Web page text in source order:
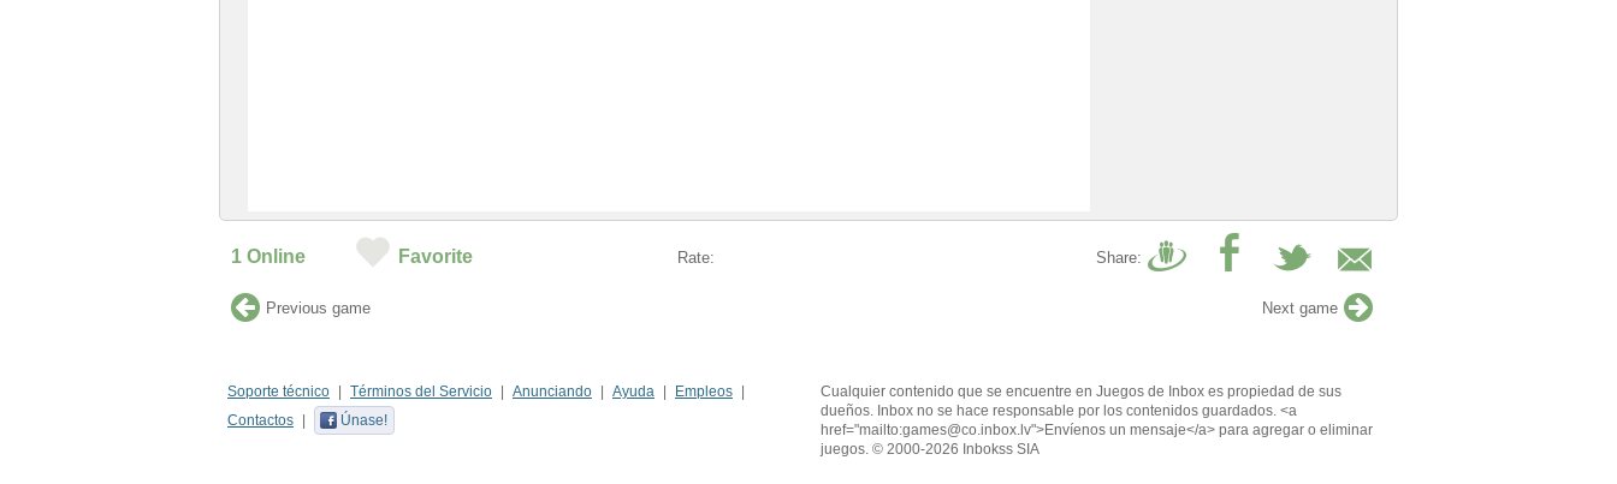
1 Online Favorite Rate: Share:
Previous game Next game
Soporte técnico Términos del Servicio Anunciando Ayuda
Empleos
Contactos
Únase!
Cualquier contenido que se encuentre en Juegos de Inbox es propiedad de sus
dueños. Inbox no se hace responsable por los contenidos guardados. <a
href="mailto:games@co.inbox.lv">Envíenos un mensaje</a> para agregar o eliminar
juegos. © 2000-2026 Inbokss SIA